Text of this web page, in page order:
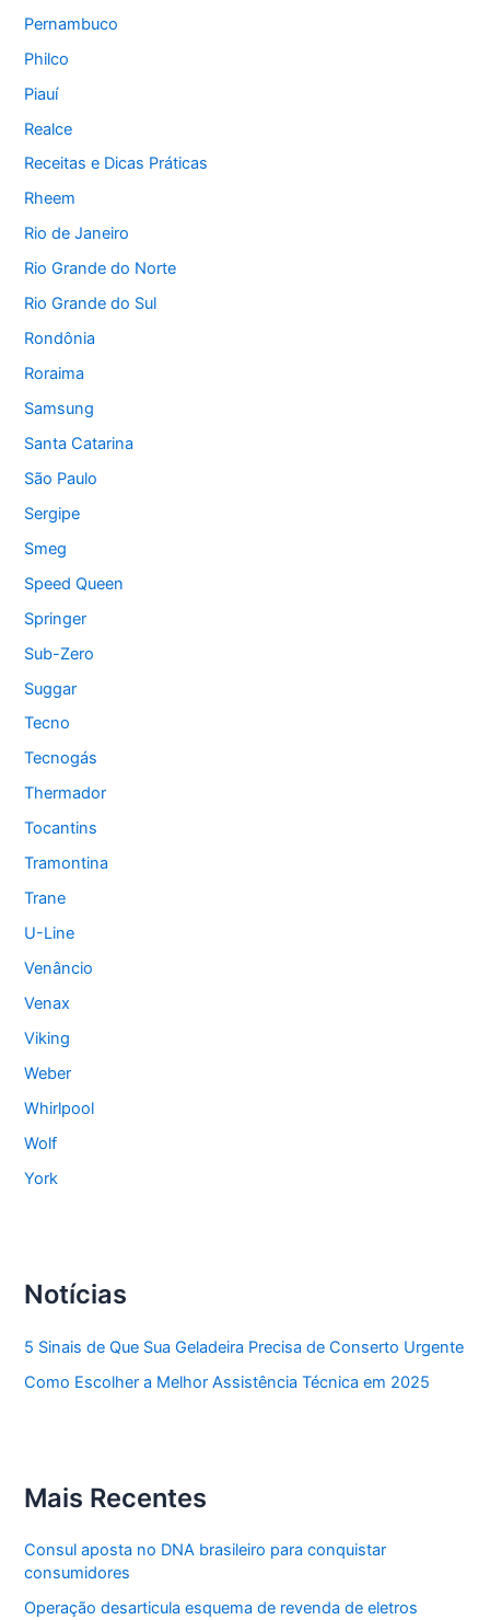
Pernambuco
Philco
Piauí
Realce
Receitas e Dicas Práticas
Rheem
Rio de Janeiro
Rio Grande do Norte
Rio Grande do Sul
Rondônia
Roraima
Samsung
Santa Catarina
São Paulo
Sergipe
Smeg
Speed Queen
Springer
Sub-Zero
Suggar
Tecno
Tecnogás
Thermador
Tocantins
Tramontina
Trane
U-Line
Venâncio
Venax
Viking
Weber
Whirlpool
Wolf
York
Notícias
5 Sinais de Que Sua Geladeira Precisa de Conserto Urgente
Como Escolher a Melhor Assistência Técnica em 2025
Mais Recentes
Consul aposta no DNA brasileiro para conquistar
consumidores
Operação desarticula esquema de revenda de eletros